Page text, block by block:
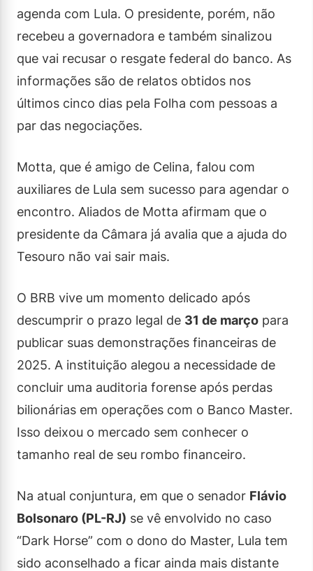
agenda com Lula. O presidente, porém, não
recebeu a governadora e também sinalizou
que vai recusar o resgate federal do banco. As
informações são de relatos obtidos nos
últimos cinco dias pela Folha com pessoas a
par das negociações.
Motta, que é amigo de Celina, falou com
auxiliares de Lula sem sucesso para agendar o
encontro. Aliados de Motta afirmam que o
presidente da Câmara já avalia que a ajuda do
Tesouro não vai sair mais.
O BRB vive um momento delicado após
descumprir o prazo legal de 31 de março para
publicar suas demonstrações financeiras de
2025. A instituição alegou a necessidade de
concluir uma auditoria forense após perdas
bilionárias em operações com o Banco Master.
Isso deixou o mercado sem conhecer o
tamanho real de seu rombo financeiro.
Na atual conjuntura, em que o senador Flávio
Bolsonaro (PL-RJ) se vê envolvido no caso
“Dark Horse” com o dono do Master, Lula tem
sido aconselhado a ficar ainda mais distante